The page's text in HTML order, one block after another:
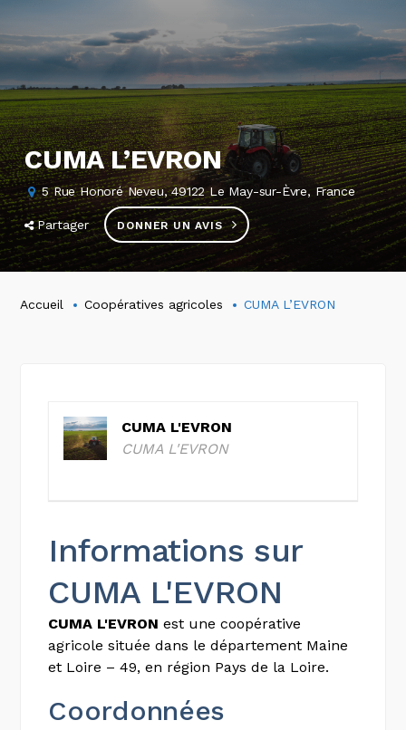
CUMA L’EVRON
5 Rue Honoré Neveu, 49122 Le May-sur-Èvre, France
Partager DONNER UN AVIS
Accueil Coopératives agricoles CUMA L’EVRON
CUMA L'EVRON
CUMA L'EVRON
Informations sur
CUMA L'EVRON
CUMA L'EVRON est une coopérative
agricole située dans le département Maine
et Loire – 49, en région Pays de la Loire.
Coordonnées